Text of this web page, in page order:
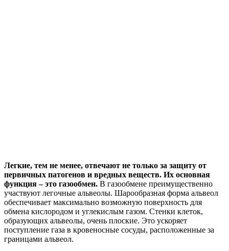
Легкие, тем не менее, отвечают не только за защиту от
первичных патогенов и вредных веществ. Их основная
функция – это газообмен. В газообмене преимущественно
участвуют легочные альвеолы. Шарообразная форма альвеол
обеспечивает максимально возможную поверхность для
обмена кислородом и углекислым газом. Стенки клеток,
образующих альвеолы, очень плоские. Это ускоряет
поступление газа в кровеносные сосуды, расположенные за
границами альвеол.